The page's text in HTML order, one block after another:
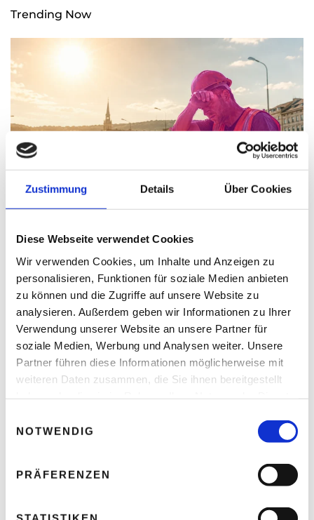
Zustimmung Details Über Cookies
Diese Webseite verwendet Cookies
Wir verwenden Cookies, um Inhalte und Anzeigen zu
personalisieren, Funktionen für soziale Medien anbieten
zu können und die Zugriffe auf unsere Website zu
analysieren. Außerdem geben wir Informationen zu Ihrer
Verwendung unserer Website an unsere Partner für
soziale Medien, Werbung und Analysen weiter. Unsere
Partner führen diese Informationen möglicherweise mit
weiteren Daten zusammen, die Sie ihnen bereitgestellt
NOTWENDIG
PRÄFERENZEN
Trending Now
lebensgefährlich wird
4. AUGUST 2026